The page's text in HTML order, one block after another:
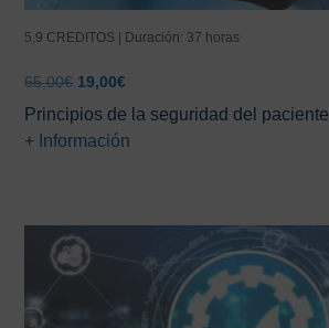
5,9 CREDITOS | Duración: 37 horas
65,00€ El
original
era:
19,00€El
actual
es:
Principios de la seguridad del paciente
+ Información